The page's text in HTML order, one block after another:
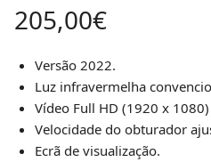
205,00€
Versão 2022.
Luz infravermelha
Vídeo Full HD (1920 x 1080)
Velocidade do obturador
Ecrã de visualização.